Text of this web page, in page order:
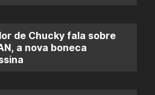
de Chucky fala sobre
a nova boneca